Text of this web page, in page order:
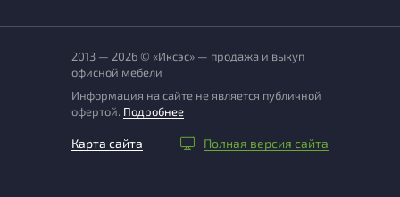
2013 — 2026 © «Иксэс» — продажа и выкуп
офисной мебели
Информация на сайте не является публичной
офертой. Подробнее
Карта сайта Полная версия сайта